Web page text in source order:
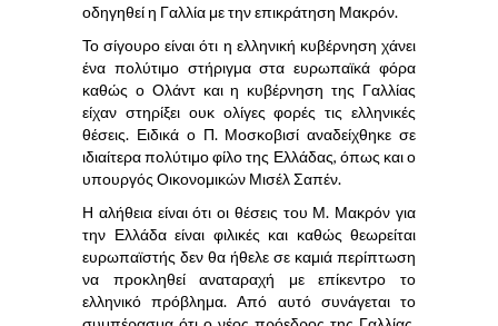
οδηγηθεί η Γαλλία με την επικράτηση Μακρόν.
Το σίγουρο είναι ότι η ελληνική κυβέρνηση χάνει
ένα πολύτιμο στήριγμα στα ευρωπαϊκά φόρα
καθώς ο Ολάντ και η κυβέρνηση της Γαλλίας
είχαν στηρίξει ουκ ολίγες φορές τις ελληνικές
θέσεις. Ειδικά ο Π. Μοσκοβισί αναδείχθηκε σε
ιδιαίτερα πολύτιμο φίλο της Ελλάδας, όπως και ο
υπουργός Οικονομικών Μισέλ Σαπέν.
Η αλήθεια είναι ότι οι θέσεις του Μ. Μακρόν για
την Ελλάδα είναι φιλικές και καθώς θεωρείται
ευρωπαϊστής δεν θα ήθελε σε καμιά περίπτωση
να προκληθεί αναταραχή με επίκεντρο το
ελληνικό πρόβλημα. Από αυτό συνάγεται το